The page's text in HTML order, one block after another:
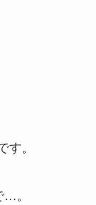
す。
。